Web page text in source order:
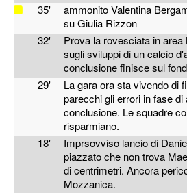
35'
ammonito Valentina
su Giulia Rizzon
32'
Prova la rovesciata in
sugli sviluppi di un calcio
conclusione finisce sul
29'
La gara ora sta vivendo di
parecchi gli errori in fase di
conclusione. Le squadre
risparmiano.
18'
Imprsovviso lancio di
piazzato che non trova
di centrimetri. Ancora
Mozzanica.